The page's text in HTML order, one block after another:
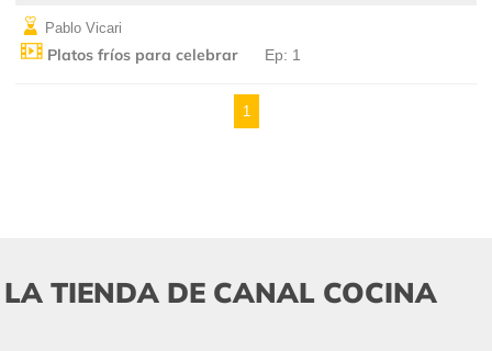
Pablo Vicari
Platos fríos para celebrar Ep: 1
1
LA TIENDA DE CANAL COCINA